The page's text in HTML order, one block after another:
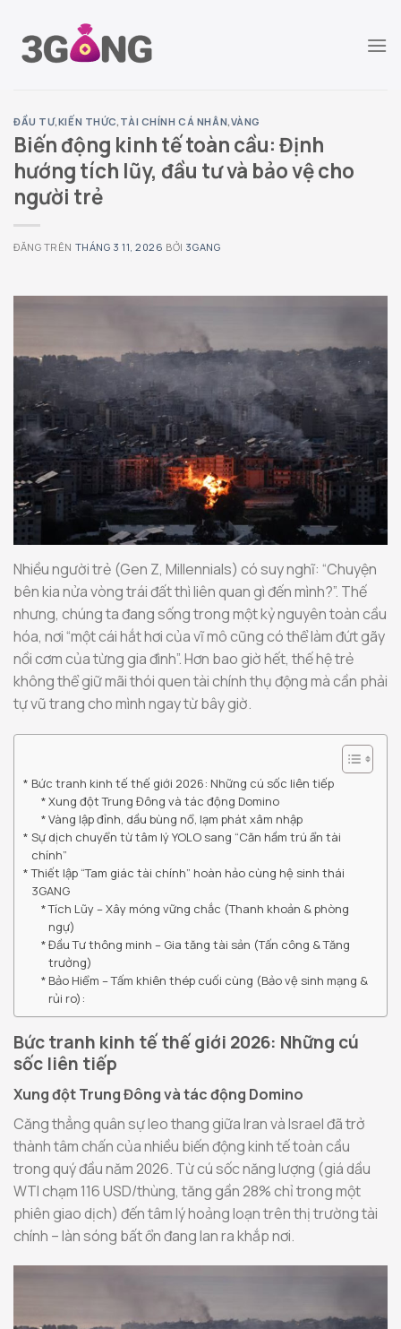
đến
ĐẦU TƯ,KIẾN THỨC, TÀI CHÍNH CÁ NHÂN,VÀNG
Biến động kinh tế toàn cầu: Định
hướng tích lũy, đầu tư và bảo vệ cho
người trẻ
ĐĂNG TRÊN THÁNG 3 11, 2026 BỞI 3GANG
Nhiều người trẻ (Gen Z, Millennials) có suy nghĩ: “Chuyện
bên kia nửa vòng trái đất thì liên quan gì đến mình?”. Thế
nhưng, chúng ta đang sống trong một kỷ nguyên toàn cầu
hóa, nơi “một cái hắt hơi của vĩ mô cũng có thể làm đứt gãy
nồi cơm của từng gia đình”. Hơn bao giờ hết, thế hệ trẻ
không thể giữ mãi thói quen tài chính thụ động mà cần phải
tự vũ trang cho mình ngay từ bây giờ.
Bức tranh kinh tế thế giới 2026: Những cú sốc liên tiếp
Xung đột Trung Đông và tác động Domino
Vàng lập đỉnh, dầu bùng nổ, lạm phát xâm nhập
Sự dịch chuyển từ tâm lý YOLO sang “Căn hầm trú ẩn tài
chính”
Thiết lập “Tam giác tài chính” hoàn hảo cùng hệ sinh thái
3GANG
Tích Lũy – Xây móng vững chắc (Thanh khoản & phòng
ngự)
Đầu Tư thông minh – Gia tăng tài sản (Tấn công & Tăng
trưởng)
Bảo Hiểm – Tấm khiên thép cuối cùng (Bảo vệ sinh mạng &
rủi ro):
Bức tranh kinh tế thế giới 2026: Những cú
sốc liên tiếp
Xung đột Trung Đông và tác động Domino
Căng thẳng quân sự leo thang giữa Iran và Israel đã trở
thành tâm chấn của nhiều biến động kinh tế toàn cầu
trong quý đầu năm 2026. Từ cú sốc năng lượng (giá dầu
WTI chạm 116 USD/thùng, tăng gần 28% chỉ trong một
phiên giao dịch) đến tâm lý hoảng loạn trên thị trường tài
chính – làn sóng bất ổn đang lan ra khắp nơi.